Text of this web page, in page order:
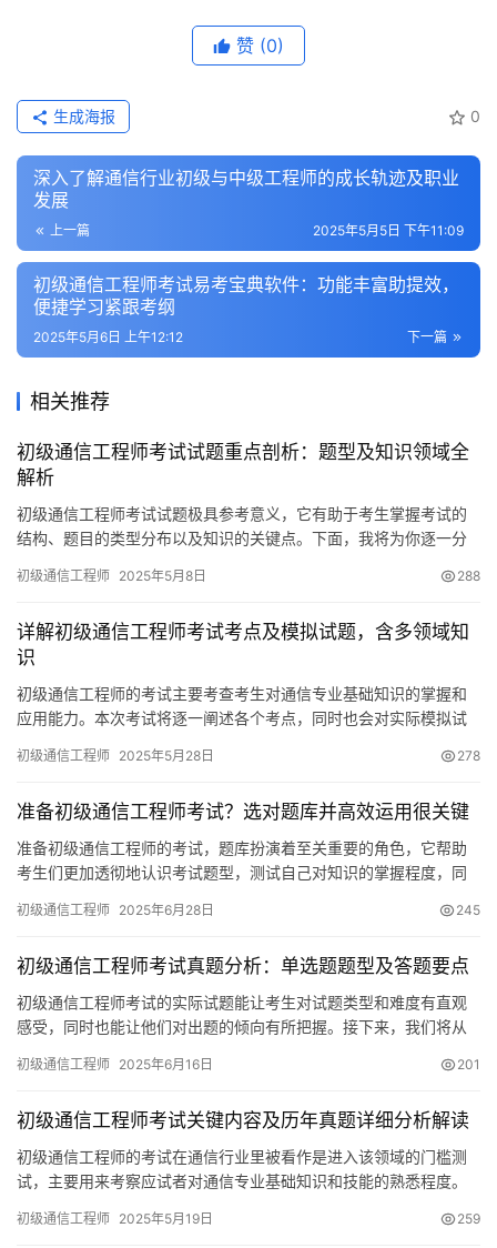
赞 (0)
0
生成海报
深入了解通信行业初级与中级工程师的成长轨迹及职业
发展
上一篇 2025年5月5日 下午11:09
初级通信工程师考试易考宝典软件：功能丰富助提效，
便捷学习紧跟考纲
下一篇
2025年5月6日 上午12:12
相关推荐
初级通信工程师考试试题重点剖析：题型及知识领域全
解析
初级通信工程师考试试题极具参考意义，它有助于考生掌握考试的
结构、题目的类型分布以及知识的关键点。下面，我将为你逐一分
初级通信工程师 2025年5月8日 288
详解初级通信工程师考试考点及模拟试题，含多领域知
识
初级通信工程师的考试主要考查考生对通信专业基础知识的掌握和
应用能力。本次考试将逐一阐述各个考点，同时也会对实际模拟试
初级通信工程师 2025年5月28日 278
准备初级通信工程师考试？选对题库并高效运用很关键
准备初级通信工程师的考试，题库扮演着至关重要的角色，它帮助
考生们更加透彻地认识考试题型，测试自己对知识的掌握程度，同
初级通信工程师 2025年6月28日 245
初级通信工程师考试真题分析：单选题题型及答题要点
初级通信工程师考试的实际试题能让考生对试题类型和难度有直观
感受，同时也能让他们对出题的倾向有所把握。接下来，我们将从
初级通信工程师 2025年6月16日 201
初级通信工程师考试关键内容及历年真题详细分析解读
初级通信工程师的考试在通信行业里被看作是进入该领域的门槛测
试，主要用来考察应试者对通信专业基础知识和技能的熟悉程度。
解读。
初级通信工程师 2025年5月19日 259